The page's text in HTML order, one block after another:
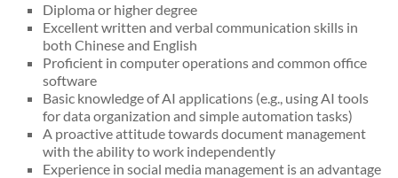
Diploma or higher degree
Excellent written and verbal communication skills in
both Chinese and English
Proficient in computer operations and common office
software
Basic knowledge of AI applications (e.g., using AI tools
for data organization and simple automation tasks)
A proactive attitude towards document management
with the ability to work independently
Experience in social media management is an advantage